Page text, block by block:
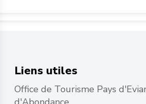
Liens utiles
Office de Tourisme Pays